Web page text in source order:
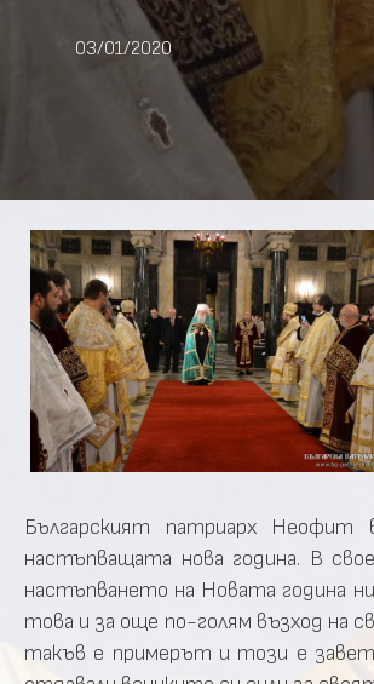
03/01/2020
Българският патриарх
настъпващата нова година. В
настъпването на Новата година
това и за още по-голям възход на
такъв е примерът и този е